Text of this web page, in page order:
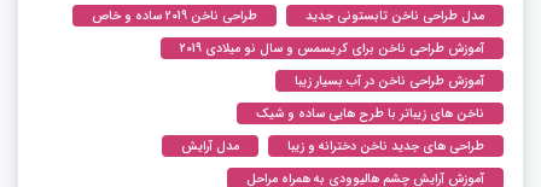
مدل طراحی ناخن تابستونی جدید
طراحی ناخن 2019 ساده و خاص
آموزش طراحی ناخن برای کریسمس و سال نو میلادی 2019
آموزش طراحی ناخن در آب بسیار زیبا
ناخن های زیباتر با طرح هایی ساده و شیک
طراحی های جدید ناخن دخترانه و زیبا
مدل آرایش
آموزش آرایش چشم هالیوودی به همراه مراحل